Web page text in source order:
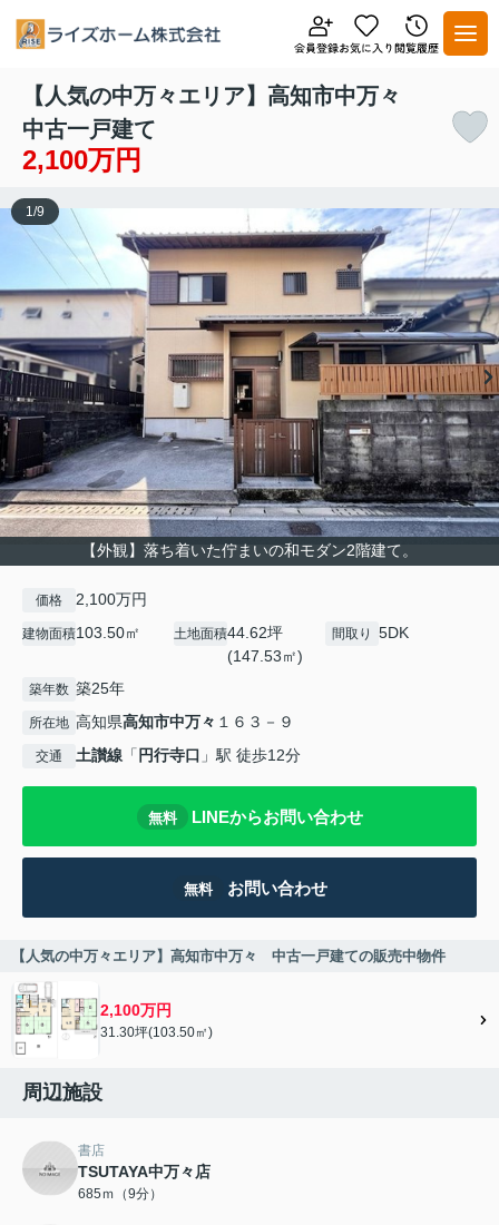
【人気の中万々エリア】高知市中万々
中古一戸建て
2,100万円
【外観】落ち着いた佇まいの和モダン2階建て。
1/9
価格 2,100万円
建物面積103.50㎡ 土地面積44.62坪
(147.53㎡)
間取り 5DK
築年数 築25年
所在地 高知県高知市中万々 １６３－９
交通 土讃線 「 円行寺口 」駅 徒歩12分
無料 LINEからお問い合わせ
無料 お問い合わせ
【人気の中万々エリア】高知市中万々 中古一戸建ての販売中物件
2,100万円
31.30坪(103.50㎡)
周辺施設
書店
TSUTAYA中万々店
685ｍ（9分）